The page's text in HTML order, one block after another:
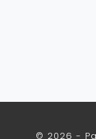
© 2026 -